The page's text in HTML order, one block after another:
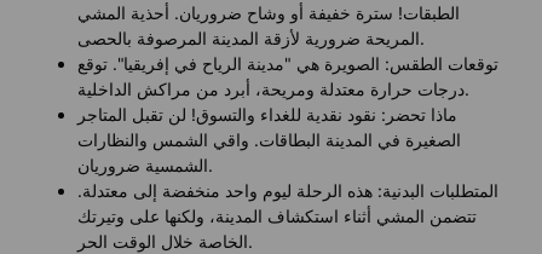
الطبقات! سترة خفيفة أو وشاح ضروريان. أحذية المشي
المريحة ضرورية لأزقة المدينة المرصوفة بالحصى.
توقعات الطقس: الصويرة هي "مدينة الرياح في إفريقيا". توقع
درجات حرارة معتدلة ومريحة، أبرد من مراكش الداخلية.
ماذا تحضر: نقود نقدية للغداء والتسوق! لن تقبل المتاجر
الصغيرة في المدينة البطاقات. واقي الشمس والنظارات
الشمسية ضروريان.
المتطلبات البدنية: هذه الرحلة ليوم واحد منخفضة إلى معتدلة.
تتضمن المشي أثناء استكشاف المدينة، ولكنها على وتيرتك
الخاصة خلال الوقت الحر.